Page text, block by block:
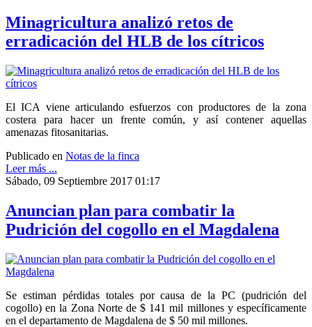
Minagricultura analizó retos de
erradicación del HLB de los cítricos
El ICA viene articulando esfuerzos con productores de la zona
costera para hacer un frente común, y así contener aquellas
amenazas fitosanitarias.
Publicado en Notas de la finca
Leer más ...
Sábado, 09 Septiembre 2017 01:17
Anuncian plan para combatir la
Pudrición del cogollo en el Magdalena
Se estiman pérdidas totales por causa de la PC (pudrición del
cogollo) en la Zona Norte de $ 141 mil millones y específicamente
en el departamento de Magdalena de $ 50 mil millones.